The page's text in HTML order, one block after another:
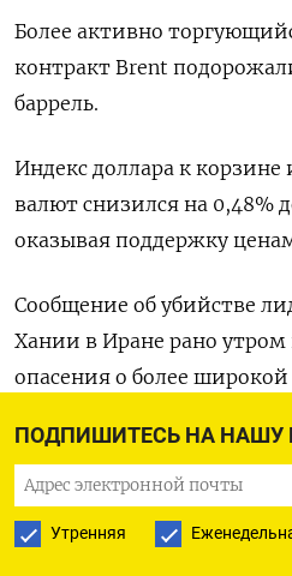
ПОДПИШИТЕСЬ НА НАШУ
Утренняя
Более активно
контракт Brent
баррель.
Индекс доллара к
валют снизился на 0,48%
оказывая поддержку
Сообщение об убийстве
Хании в Иране рано утром
опасения о более широкой
Накануне израильское
что вооруженные силы
высокопоставленного
результате авиаудара по